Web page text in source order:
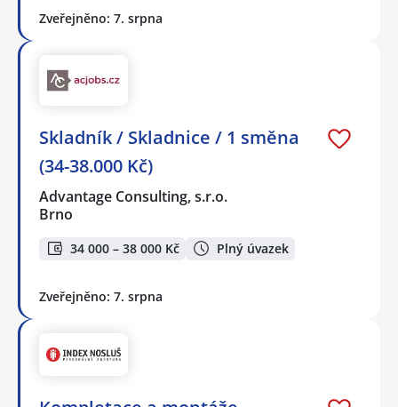
Zveřejněno: 7. srpna
Skladník / Skladnice / 1 směna
(34-38.000 Kč)
Advantage Consulting, s.r.o.
Brno
34 000 – 38 000 Kč Plný úvazek
Zveřejněno: 7. srpna